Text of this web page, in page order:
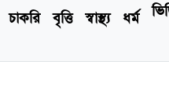
চাকরি বৃত্তি স্বাস্থ্য ধর্ম